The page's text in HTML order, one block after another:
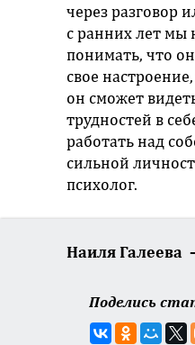
через разговор
с ранних лет мы
понимать, что
свое
он сможет
трудностей в
работать над
сильной
психолог.
Наиля Галеева
Поделись